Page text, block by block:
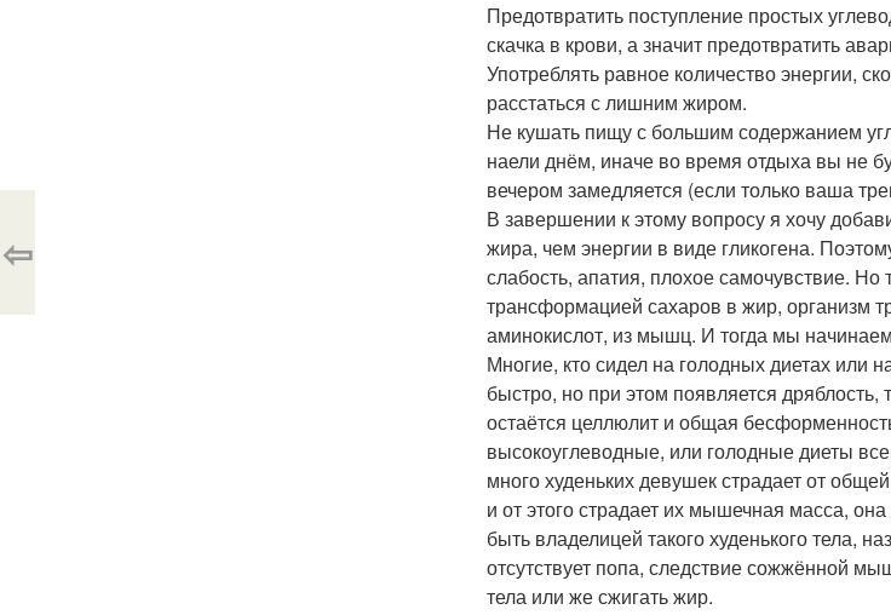
Предотвратить поступление простых
скачка в крови, а значит предотвратить
Употреблять равное количество энергии,
расстаться с лишним жиром.
Не кушать пищу с большим содержанием
наели днём, иначе во время отдыха вы не
вечером замедляется (если только ваша
В завершении к этому вопросу я хочу
жира, чем энергии в виде гликогена.
слабость, апатия, плохое самочувствие.
трансформацией сахаров в жир, организм
аминокислот, из мышц. И тогда мы
Многие, кто сидел на голодных диетах или
быстро, но при этом появляется
остаётся целлюлит и общая
высокоуглеводные, или голодные диеты
много худеньких девушек страдает от
и от этого страдает их мышечная масса,
быть владелицей такого худенького тела,
отсутствует попа, следствие сожжённой
тела или же сжигать жир.
⇦